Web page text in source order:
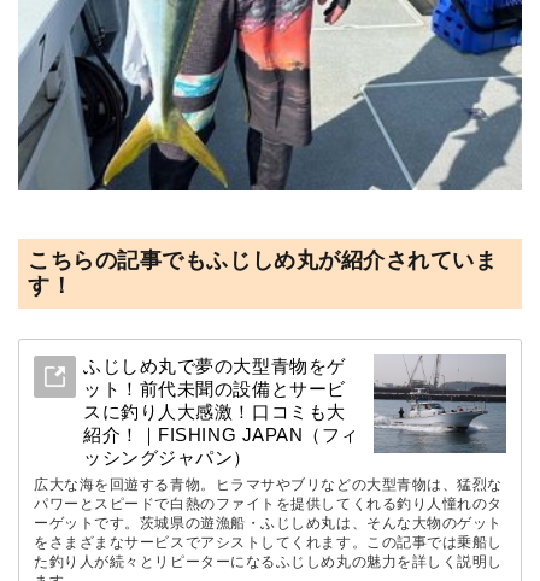
こちらの記事でもふじしめ丸が紹介されていま
す！
ふじしめ丸で夢の大型青物をゲ
ット！前代未聞の設備とサービ
スに釣り人大感激！口コミも大
紹介！｜FISHING JAPAN（フィ
ッシングジャパン）
広大な海を回遊する青物。ヒラマサやブリなどの大型青物は、猛烈な
パワーとスピードで白熱のファイトを提供してくれる釣り人憧れのタ
ーゲットです。茨城県の遊漁船・ふじしめ丸は、そんな大物のゲット
をさまざまなサービスでアシストしてくれます。この記事では乗船し
た釣り人が続々とリピーターになるふじしめ丸の魅力を詳しく説明し